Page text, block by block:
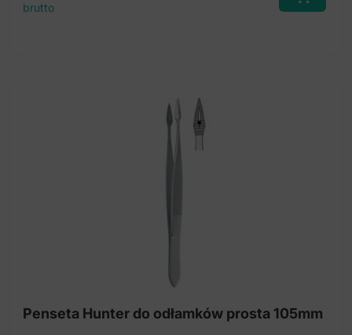
brutto
Penseta Hunter do odłamków prosta 105mm